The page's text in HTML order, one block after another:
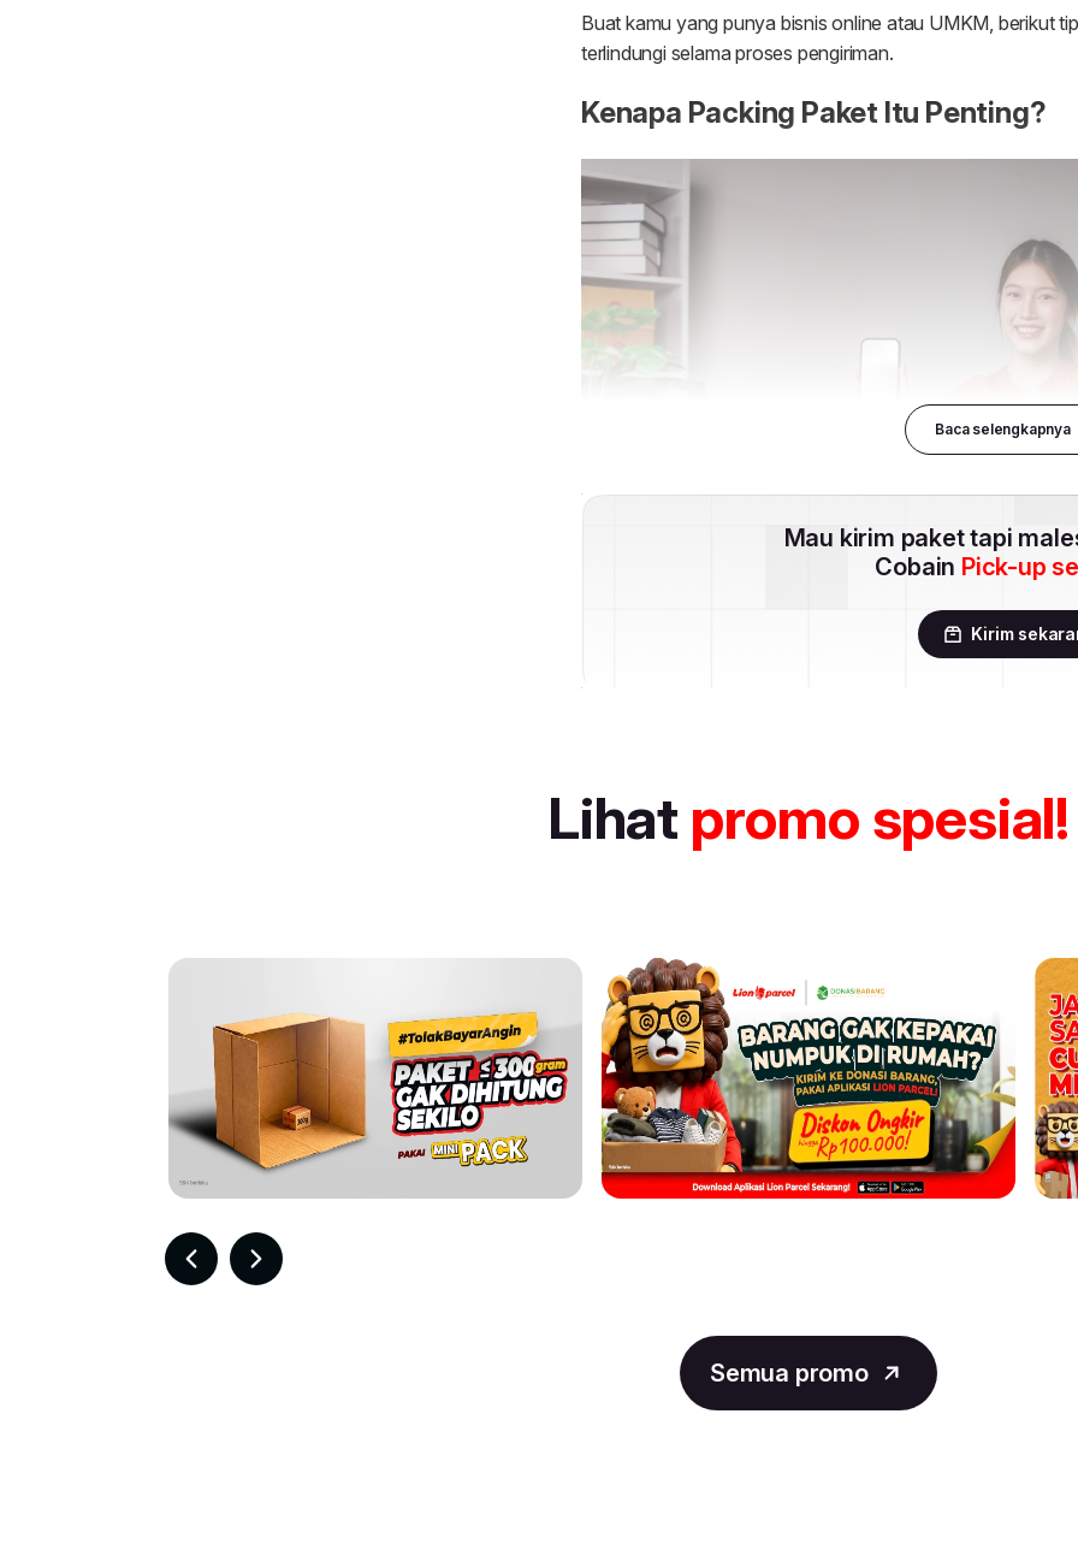
Baca selengkapnya
Mau kirim paket tapi
Cobain Pick-up
Kirim
Lihat promo spesial!
Semua promo